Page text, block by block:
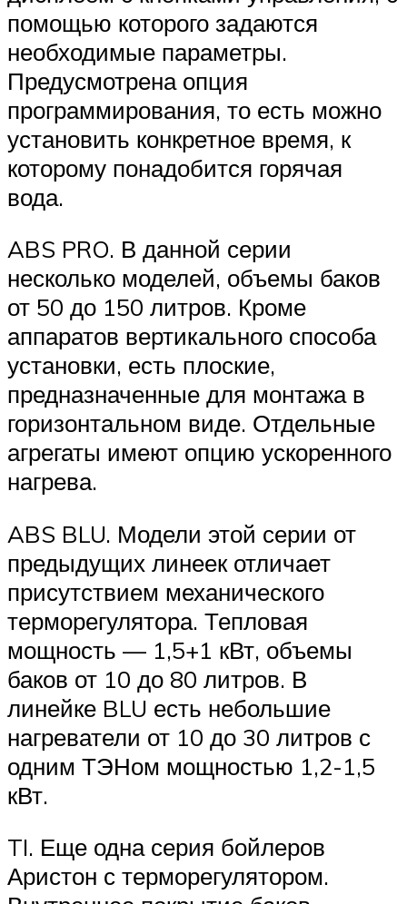
помощью которого задаются
необходимые параметры.
Предусмотрена опция
программирования, то есть можно
установить конкретное время, к
которому понадобится горячая
вода.
ABS PRO. В данной серии
несколько моделей, объемы баков
от 50 до 150 литров. Кроме
аппаратов вертикального способа
установки, есть плоские,
предназначенные для монтажа в
горизонтальном виде. Отдельные
агрегаты имеют опцию ускоренного
нагрева.
ABS BLU. Модели этой серии от
предыдущих линеек отличает
присутствием механического
терморегулятора. Тепловая
мощность — 1,5+1 кВт, объемы
баков от 10 до 80 литров. В
линейке BLU есть небольшие
нагреватели от 10 до 30 литров с
одним ТЭНом мощностью 1,2-1,5
кВт.
TI. Еще одна серия бойлеров
Аристон с терморегулятором.